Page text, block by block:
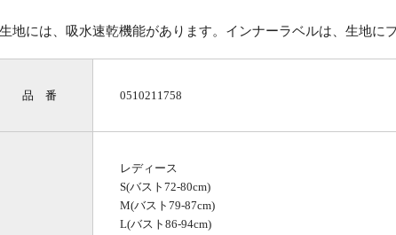
地には、吸水速乾機能があります。インナーラベルは、生地に
品 番 0510211758
レディース
S(バスト72-80cm)
M(バスト79-87cm)
L(バスト86-94cm)